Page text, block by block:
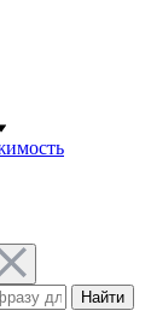
Найти